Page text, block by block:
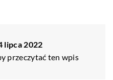
lipca 2022
przeczytać ten wpis